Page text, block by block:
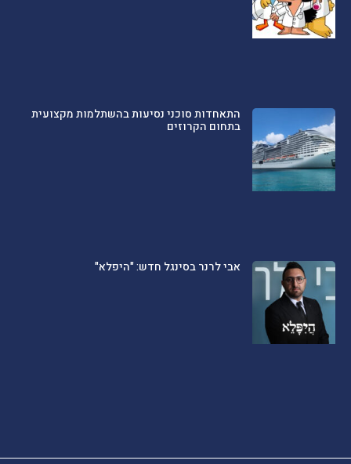
התאחדות סוכני נסיעות בהשתלמות מקצועית
בתחום הקרוזים
אבי לרנר בסינגל חדש: "היפלא"